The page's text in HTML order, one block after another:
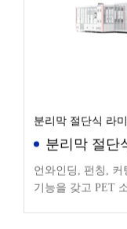
분리막 절단식 라
분리막 절단
언와인딩, 펀칭, 커
기능을 갖고 PET